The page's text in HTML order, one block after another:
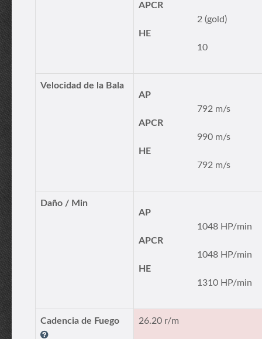
APCR
2 (gold)
HE
10
Velocidad de la Bala
AP
792 m/s
APCR
990 m/s
HE
792 m/s
Daño / Min
AP
1048 HP/min
APCR
1048 HP/min
HE
1310 HP/min
Cadencia de Fuego 26.20 r/m